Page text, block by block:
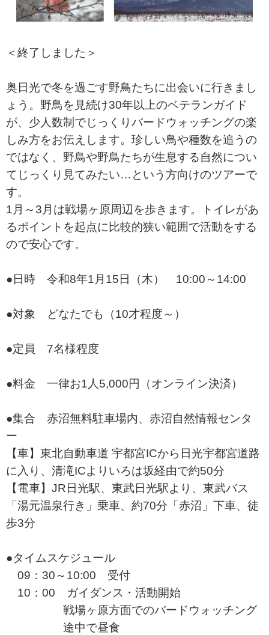
＜終了しました＞
奥日光で冬を過ごす野鳥たちに出会いに行きまし
ょう。野鳥を見続け30年以上のベテランガイド
が、少人数制でじっくりバードウォッチングの楽
しみ方をお伝えします。珍しい鳥や種数を追うの
ではなく、野鳥や野鳥たちが生息する自然につい
てじっくり見てみたい…という方向けのツアーで
す。
1月～3月は戦場ヶ原周辺を歩きます。トイレがあ
るポイントを起点に比較的狭い範囲で活動をする
ので安心です。
●日時 令和8年1月15日（木） 10:00～14:00
●対象 どなたでも（10才程度～）
●定員 7名様程度
●料金 一律お1人5,000円（オンライン決済）
●集合 赤沼無料駐車場内、赤沼自然情報センタ
ー
【車】東北自動車道 宇都宮ICから日光宇都宮道路
に入り、清滝ICよりいろは坂経由で約50分
【電車】JR日光駅、東武日光駅より、東武バス
「湯元温泉行き」乗車、約70分「赤沼」下車、徒
歩3分
●タイムスケジュール
09：30～10:00 受付
10：00 ガイダンス・活動開始
戦場ヶ原方面でのバードウォッチング
途中で昼食